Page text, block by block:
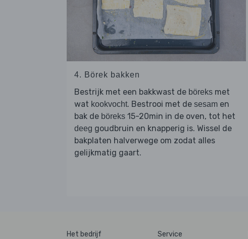
4. Börek bakken
Bestrijk met een bakkwast de böreks met
wat kookvocht. Bestrooi met de sesam en
bak de böreks 15-20min in de oven, tot het
deeg goudbruin en knapperig is. Wissel de
bakplaten halverwege om zodat alles
gelijkmatig gaart.
Het bedrijf Service